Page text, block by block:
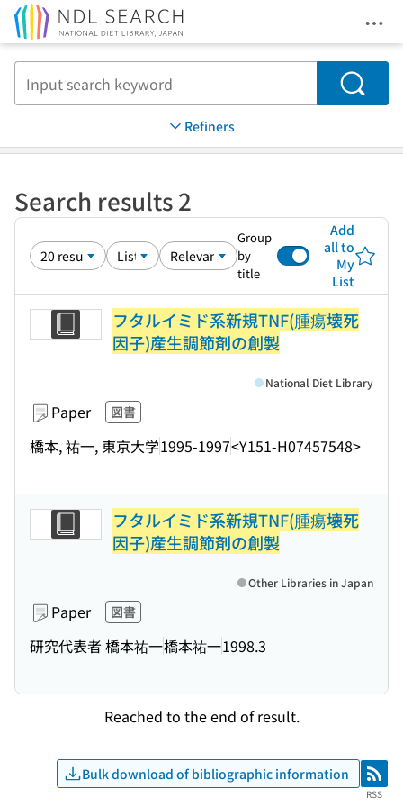
Search
Refiners
Search results 2
Group
by
title
Add
all to
My
List
フタルイミド系新規TNF(腫瘍壊死
因子)産生調節剤の創製
Paper 図書
橋本, 祐一, 東京大学1995-1997<Y151-H07457548>
National Diet Library
フタルイミド系新規TNF(腫瘍壊死
因子)産生調節剤の創製
Paper 図書
研究代表者 橋本祐一橋本祐一1998.3
Other Libraries in Japan
Reached to the end of result.
Bulk download of bibliographic information RSS
RSS